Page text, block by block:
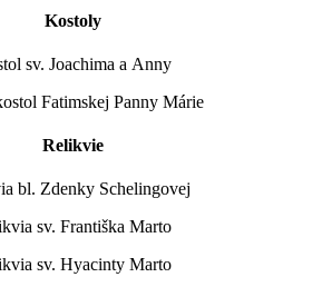
Kostoly
sv. Joachima a Anny
Fatimskej Panny Márie
Relikvie
bl. Zdenky Schelingovej
sv. Františka Marto
sv. Hyacinty Marto